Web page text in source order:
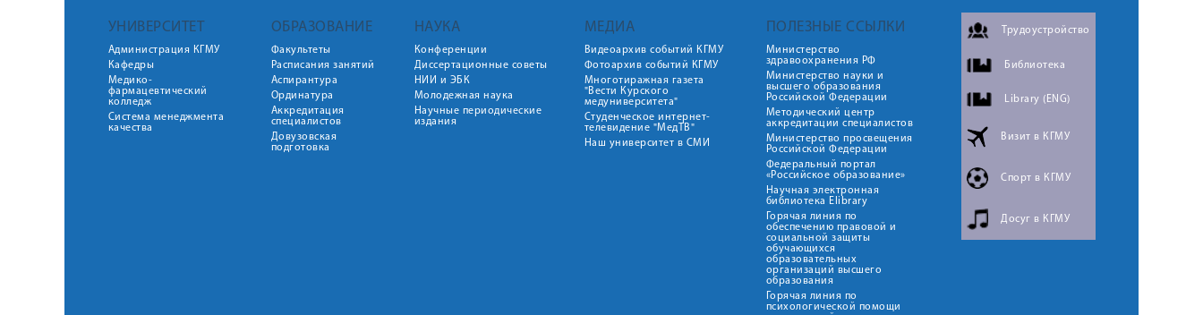
УНИВЕРСИТЕТ
Администрация КГМУ
Кафедры
Медико-
фармацевтический
колледж
Система менеджмента
качества
ОБРАЗОВАНИЕ
Факультеты
Расписания занятий
Аспирантура
Ординатура
Аккредитация
специалистов
Довузовская
подготовка
НАУКА
Конференции
Диссертационные советы
НИИ и ЭБК
Молодежная наука
Научные периодические
издания
МЕДИА
Видеоархив событий КГМУ
Фотоархив событий КГМУ
Многотиражная газета
"Вести Курского
медуниверситета"
Студенческое интернет-
телевидение "МедТВ"
Наш университет в СМИ
ПОЛЕЗНЫЕ ССЫЛКИ
Министерство
здравоохранения РФ
Министерство науки и
высшего образования
Российской Федерации
Методический центр
аккредитации специалистов
Министерство просвещения
Российской Федерации
Федеральный портал
«Российское образование»
Научная электронная
библиотека Elibrary
Горячая линия по
обеспечению правовой и
социальной защиты
обучающихся
образовательных
организаций высшего
образования
Горячая линия по
психологической помощи
Трудоустройство
Библиотека
Library (ENG)
Визит в КГМУ
Спорт в КГМУ
Досуг в КГМУ